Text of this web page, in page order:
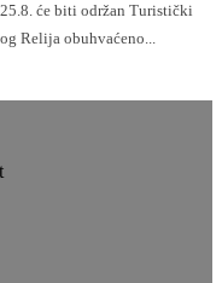
će biti održan Turistički
Programom ovog Relija obuhvaćeno...